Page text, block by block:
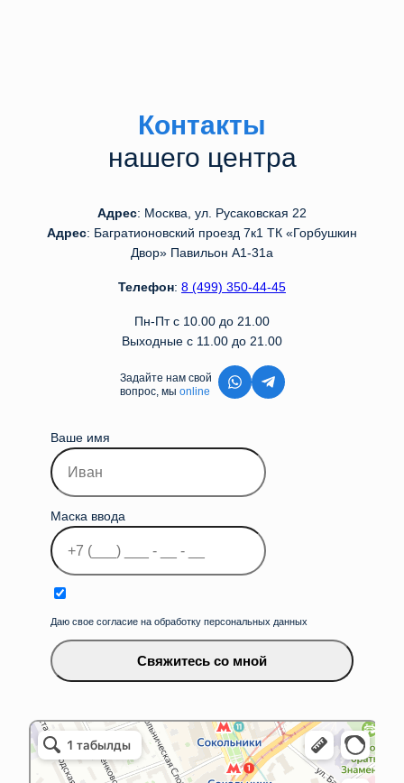
Контакты
нашего центра
Адрес: Москва, ул. Русаковская 22
Адрес: Багратионовский проезд 7к1 ТК «Горбушкин
Двор» Павильон А1-31а
Телефон: 8 (499) 350-44-45
Пн-Пт с 10.00 до 21.00
Выходные с 11.00 до 21.00
Задайте нам свой
вопрос, мы online
Ваше имя
Маска ввода
Даю свое согласие на обработку персональных данных
Свяжитесь со мной
iLikeService&Store
Ремонт телефонов в Москве
Товары для мобильных телефонов в Москве